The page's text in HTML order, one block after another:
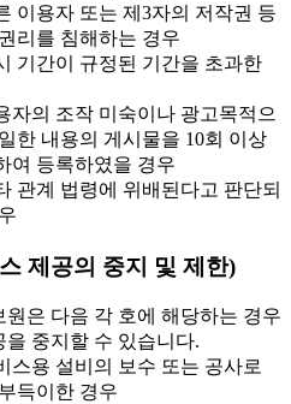
이용자 또는 제3자의 저작권 등
리를 침해하는 경우
기간이 규정된 기간을 초과한
자의 조작 미숙이나 광고목적으
한 내용의 게시물을 10회 이상
여 등록하였을 경우
관계 법령에 위배된다고 판단되
제공의 중지 및 제한)
은 다음 각 호에 해당하는 경우
을 중지할 수 있습니다.
스용 설비의 보수 또는 공사로
득이한 경우